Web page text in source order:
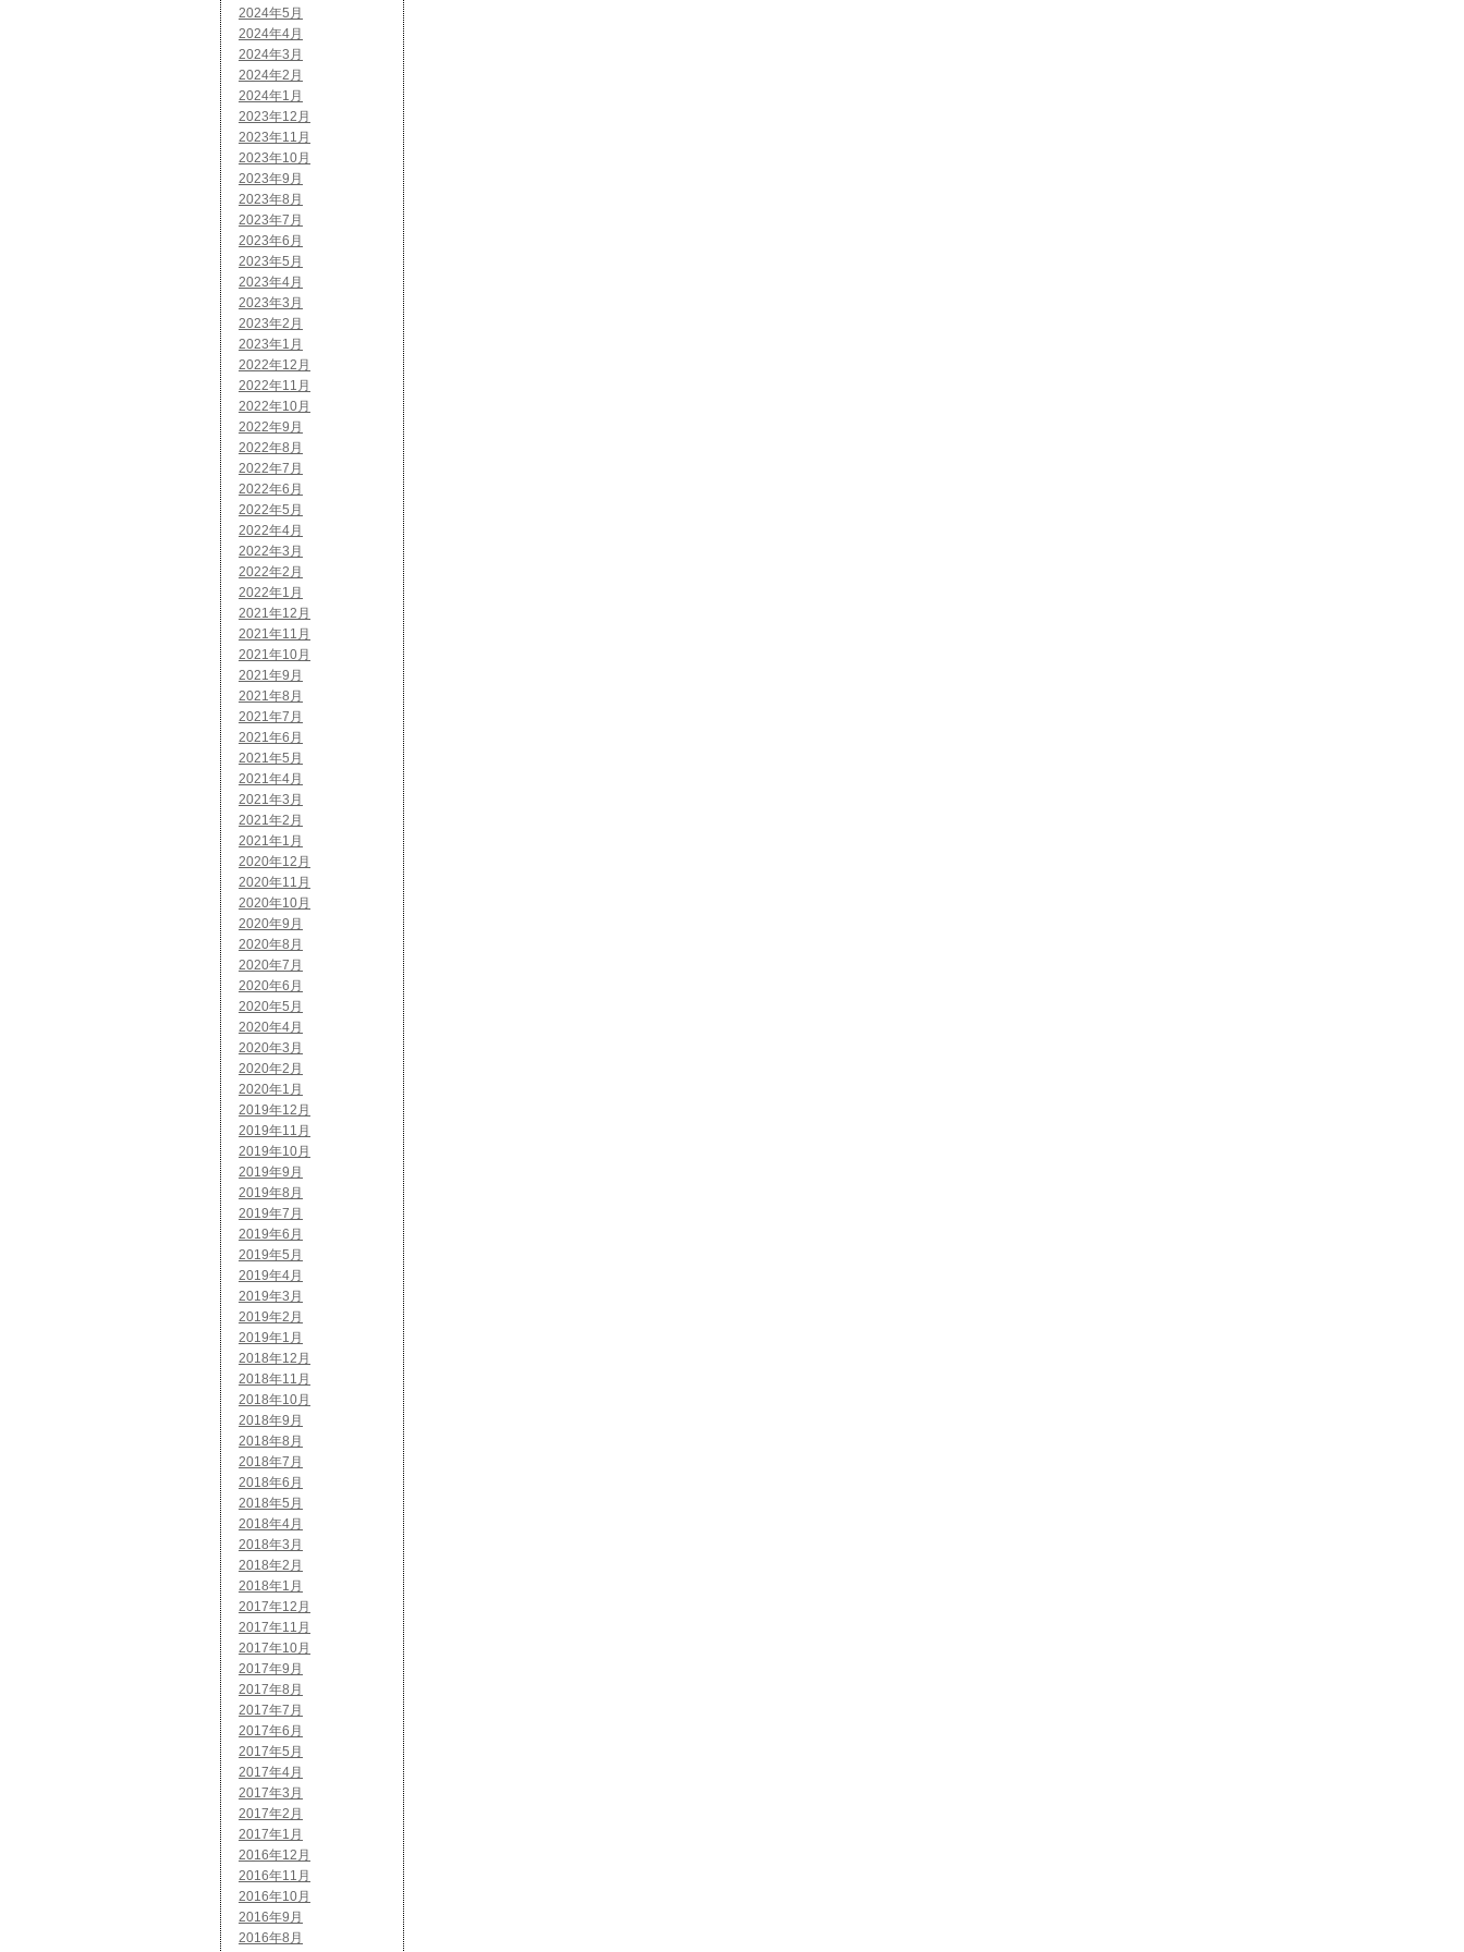
2024年5月
2024年4月
2024年3月
2024年2月
2024年1月
2023年12月
2023年11月
2023年10月
2023年9月
2023年8月
2023年7月
2023年6月
2023年5月
2023年4月
2023年3月
2023年2月
2023年1月
2022年12月
2022年11月
2022年10月
2022年9月
2022年8月
2022年7月
2022年6月
2022年5月
2022年4月
2022年3月
2022年2月
2022年1月
2021年12月
2021年11月
2021年10月
2021年9月
2021年8月
2021年7月
2021年6月
2021年5月
2021年4月
2021年3月
2021年2月
2021年1月
2020年12月
2020年11月
2020年10月
2020年9月
2020年8月
2020年7月
2020年6月
2020年5月
2020年4月
2020年3月
2020年2月
2020年1月
2019年12月
2019年11月
2019年10月
2019年9月
2019年8月
2019年7月
2019年6月
2019年5月
2019年4月
2019年3月
2019年2月
2019年1月
2018年12月
2018年11月
2018年10月
2018年9月
2018年8月
2018年7月
2018年6月
2018年5月
2018年4月
2018年3月
2018年2月
2018年1月
2017年12月
2017年11月
2017年10月
2017年9月
2017年8月
2017年7月
2017年6月
2017年5月
2017年4月
2017年3月
2017年2月
2017年1月
2016年12月
2016年11月
2016年10月
2016年9月
2016年8月